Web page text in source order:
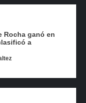
Rocha ganó en
a